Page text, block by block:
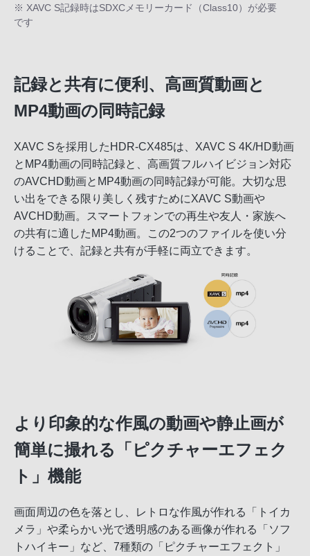
※ XAVC S記録時はSDXCメモリーカード（Class10）が必要
です
記録と共有に便利、高画質動画と
MP4動画の同時記録
XAVC Sを採用したHDR-CX485は、XAVC S 4K/HD動画
とMP4動画の同時記録と、高画質フルハイビジョン対応
のAVCHD動画とMP4動画の同時記録が可能。大切な思
い出をできる限り美しく残すためにXAVC S動画や
AVCHD動画。スマートフォンでの再生や友人・家族へ
の共有に適したMP4動画。この2つのファイルを使い分
けることで、記録と共有が手軽に両立できます。
より印象的な作風の動画や静止画が
簡単に撮れる「ピクチャーエフェク
ト」機能
画面周辺の色を落とし、レトロな作風が作れる「トイカ
メラ」や柔らかい光で透明感のある画像が作れる「ソフ
トハイキー」など、7種類の「ピクチャーエフェクト」